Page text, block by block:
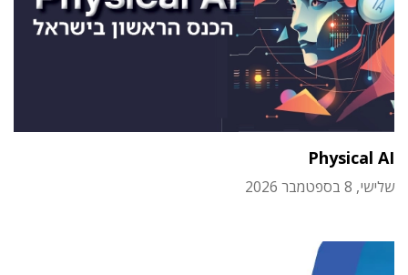
Physical AI
שלישי, 8 בספטמבר 2026